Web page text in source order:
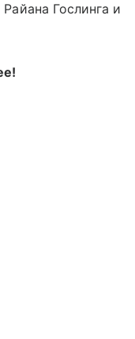
Гослинга и